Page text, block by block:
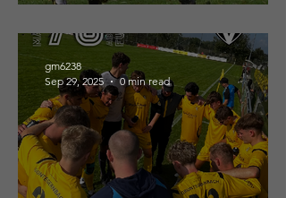
gm6238
Sep 29, 2025
0 min read